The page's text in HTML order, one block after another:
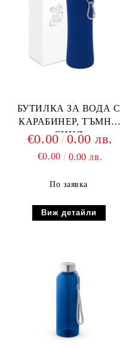
БУТИЛКА ЗА ВОДА С
КАРАБИНЕР, ТЪМНО
СИНЯ
€0.00 0.00 лв.
€0.00 0.00 лв.
По заявка
Виж детайли